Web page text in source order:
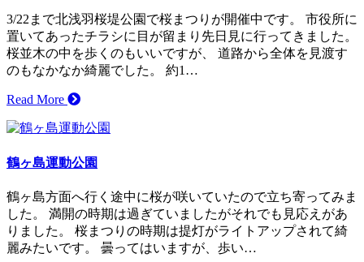
3/22まで北浅羽桜堤公園で桜まつりが開催中です。 市役所に
置いてあったチラシに目が留まり先日見に行ってきました。
桜並木の中を歩くのもいいですが、 道路から全体を見渡す
のもなかなか綺麗でした。 約1…
Read More
鶴ヶ島運動公園
鶴ヶ島方面へ行く途中に桜が咲いていたので立ち寄ってみま
した。 満開の時期は過ぎていましたがそれでも見応えがあ
りました。 桜まつりの時期は提灯がライトアップされて綺
麗みたいです。 曇ってはいますが、歩い…